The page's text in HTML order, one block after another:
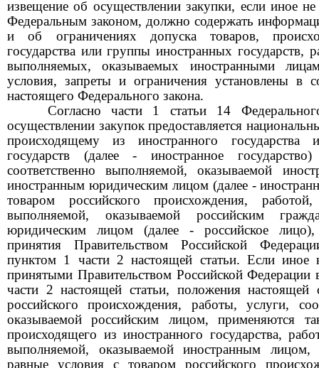
извещение об осуществлении закупки, если иное
Федеральным законом, должно содержать
и об ограничениях допуска товаров,
государства или группы иностранных государств,
выполняемых, оказываемых иностранными
условия, запреты и ограничения установлены в
настоящего Федерального закона.
Согласно части 1
статьи 14
осуществлении закупок предоставляется
происходящему из иностранного государства
государств (далее - иностранное
соответственно выполняемой, оказываемой
иностранным юридическим лицом (далее -
товаром российского происхождения, работой,
выполняемой, оказываемой российским
юридическим лицом (далее - российское
принятия Правительством Российской
пунктом 1 части 2 настоящей статьи. Если иное
принятыми Правительством Российской Федерации
части 2 настоящей статьи, положения настоящей
российского происхождения, работы, услуги,
оказываемой российским лицом, применяются
происходящего из иностранного государства,
выполняемой, оказываемой иностранным лицом,
равные условия с товаром российского